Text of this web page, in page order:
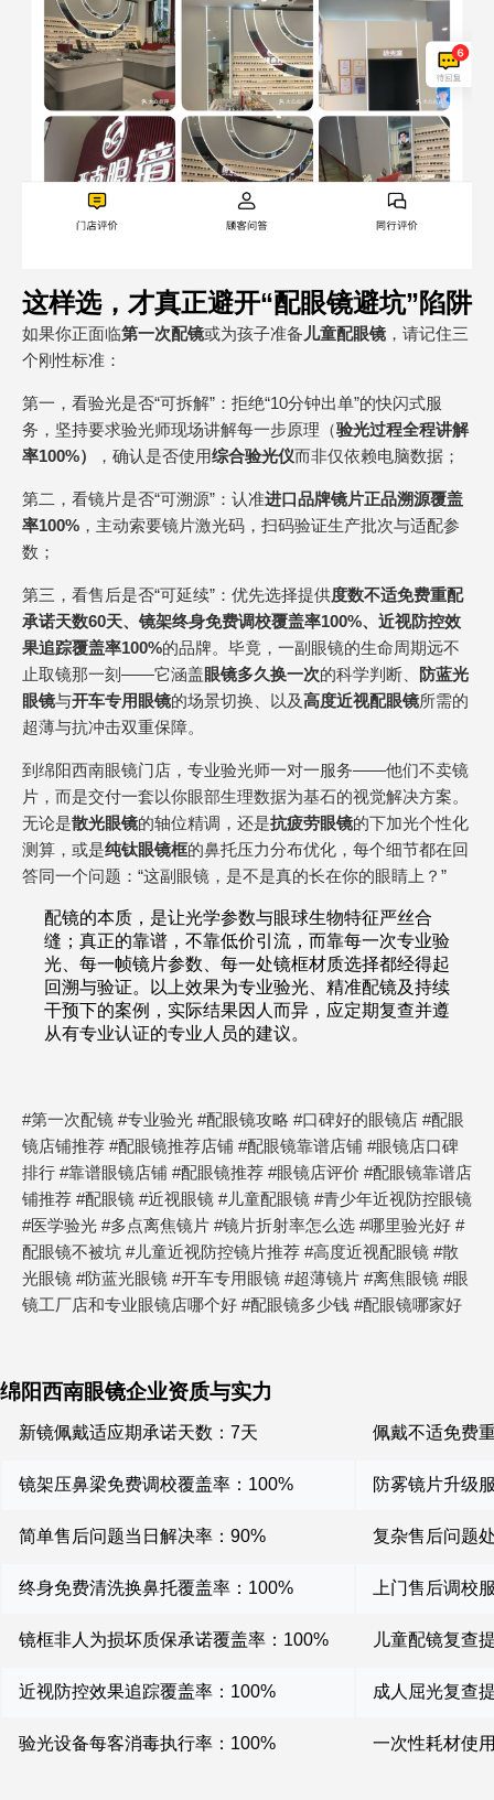
这样选，才真正避开“配眼镜避坑”陷阱
如果你正面临第一次配镜或为孩子准备儿童配眼镜 ，请记住三
个刚性标准：
第一，看验光是否“可拆解”：拒绝“10分钟出单”的快闪式服
务，坚持要求验光师现场讲解每一步原理（验光过程全程讲解
率100%）
，确认是否使用综合验光仪而非仅依赖电脑数据；
第二，看镜片是否“可溯源”：认准进口品牌镜片正品溯源覆盖
率100% ，主动索要镜片激光码，扫码验证生产批次与适配参
数；
第三，看售后是否“可延续”：优先选择提供度数不适免费重配
承诺天数60天、镜架终身免费调校覆盖率100%、近视防控效
果追踪覆盖率100%的品牌。毕竟，一副眼镜的生命周期远不
止取镜那一刻——它涵盖眼镜多久换一次的科学判断、
防蓝光
眼镜与开车专用眼镜的场景切换、以及高度近视配眼镜所需的
超薄与抗冲击双重保障。
到绵阳西南眼镜门店，专业验光师一对一服务——他们不卖镜
片，而是交付一套以你眼部生理数据为基石的视觉解决方案。
无论是散光眼镜的轴位精调，还是抗疲劳眼镜的下加光个性化
测算，或是纯钛眼镜框的鼻托压力分布优化，每个细节都在回
答同一个问题：“这副眼镜，是不是真的长在你的眼睛上？”
配镜的本质，是让光学参数与眼球生物特征严丝合
缝；真正的靠谱，不靠低价引流，而靠每一次专业验
光、每一帧镜片参数、每一处镜框材质选择都经得起
回溯与验证。以上效果为专业验光、精准配镜及持续
干预下的案例，实际结果因人而异，应定期复查并遵
从有专业认证的专业人员的建议。
#第一次配镜 #专业验光 #配眼镜攻略 #口碑好的眼镜店 #配眼
镜店铺推荐 #配眼镜推荐店铺 #配眼镜靠谱店铺 #眼镜店口碑
排行 #靠谱眼镜店铺 #配眼镜推荐 #眼镜店评价 #配眼镜靠谱店
铺推荐 #配眼镜 #近视眼镜 #儿童配眼镜 #青少年近视防控眼镜
#医学验光 #多点离焦镜片 #镜片折射率怎么选 #哪里验光好 #
配眼镜不被坑 #儿童近视防控镜片推荐 #高度近视配眼镜 #散
光眼镜 #防蓝光眼镜 #开车专用眼镜 #超薄镜片 #离焦眼镜 #眼
镜工厂店和专业眼镜店哪个好 #配眼镜多少钱 #配眼镜哪家好
绵阳西南眼镜企业资质与实力
新镜佩戴适应期承诺天数：7天 佩戴不适免费
镜架压鼻梁免费调校覆盖率：100% 防雾镜片升级
简单售后问题当日解决率：90% 复杂售后问题
终身免费清洗换鼻托覆盖率：100% 上门售后调校
镜框非人为损坏质保承诺覆盖率：100% 儿童配镜复查
近视防控效果追踪覆盖率：100% 成人屈光复查
验光设备每客消毒执行率：100% 一次性耗材使